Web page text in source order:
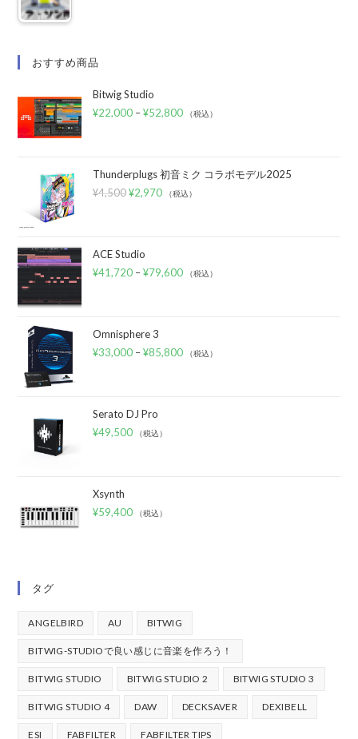
おすすめ商品
Bitwig Studio
¥22,000 –¥52,800 （税込）
Thunderplugs 初音ミク コラボモデル2025
¥4,500 ¥2,970 （税込）
ACE Studio
¥41,720 –¥79,600 （税込）
Omnisphere 3
¥33,000 –¥85,800 （税込）
Serato DJ Pro
¥49,500 （税込）
Xsynth
¥59,400 （税込）
タグ
ANGELBIRD AU BITWIG
BITWIG-STUDIOで良い感じに音楽を作ろう！
BITWIG STUDIO BITWIG STUDIO 2 BITWIG STUDIO 3
BITWIG STUDIO 4 DAW DECKSAVER DEXIBELL
ESI FABFILTER FABFILTER TIPS